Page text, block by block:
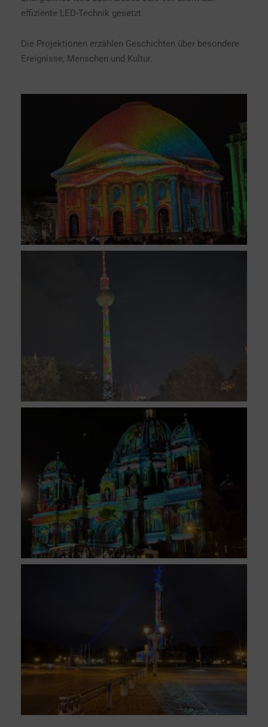
effiziente LED-Technik gesetzt.
Die Projektionen erzählen Geschichten über besondere
Ereignisse, Menschen und Kultur.